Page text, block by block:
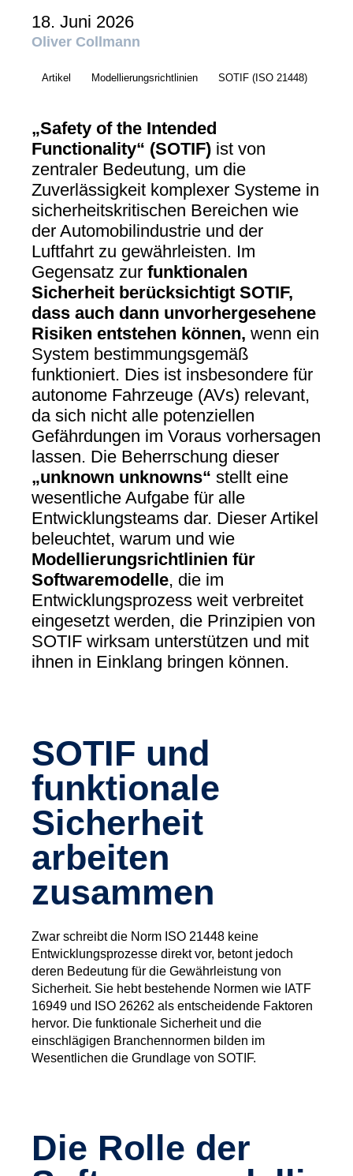
18. Juni 2026
Oliver Collmann
Artikel Modellierungsrichtlinien SOTIF (ISO 21448)
„Safety of the Intended
Functionality“ (SOTIF) ist von
zentraler Bedeutung, um die
Zuverlässigkeit komplexer Systeme in
sicherheitskritischen Bereichen wie
der Automobilindustrie und der
Luftfahrt zu gewährleisten. Im
Gegensatz zur funktionalen
Sicherheit berücksichtigt SOTIF,
dass auch dann unvorhergesehene
Risiken entstehen können, wenn ein
System bestimmungsgemäß
funktioniert. Dies ist insbesondere für
autonome Fahrzeuge (AVs) relevant,
da sich nicht alle potenziellen
Gefährdungen im Voraus vorhersagen
lassen. Die Beherrschung dieser
„unknown unknowns“ stellt eine
wesentliche Aufgabe für alle
Entwicklungsteams dar. Dieser Artikel
beleuchtet, warum und wie
Modellierungsrichtlinien für
Softwaremodelle, die im
Entwicklungsprozess weit verbreitet
eingesetzt werden, die Prinzipien von
SOTIF wirksam unterstützen und mit
ihnen in Einklang bringen können.
SOTIF und
funktionale
Sicherheit
arbeiten
zusammen
Zwar schreibt die Norm ISO 21448 keine
Entwicklungsprozesse direkt vor, betont jedoch
deren Bedeutung für die Gewährleistung von
Sicherheit. Sie hebt bestehende Normen wie IATF
16949 und ISO 26262 als entscheidende Faktoren
hervor. Die funktionale Sicherheit und die
einschlägigen Branchennormen bilden im
Wesentlichen die Grundlage von SOTIF.
Die Rolle der